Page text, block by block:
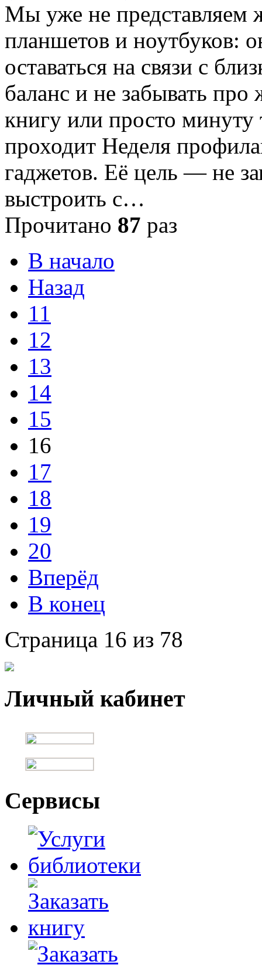
Мы уже не представляем
планшетов и ноутбуков:
оставаться на связи с
баланс и не забывать
книгу или просто
проходит Неделя
гаджетов. Её цель — не
выстроить с…
Прочитано 87 раз
В начало
Назад
11
12
13
14
15
16
17
18
19
20
Вперёд
В конец
Страница 16 из 78
Личный кабинет
Сервисы